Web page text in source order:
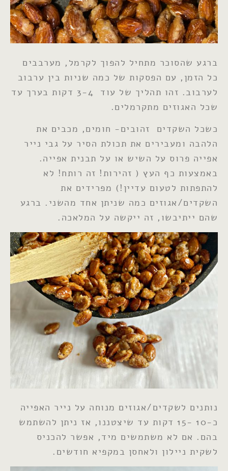
ברגע שהסוכר מתחיל להפוך לקרמל, מערבבים
כל הזמן, עם הפסקות של כמה שניות בין ערבוב
לערבוב. זהו תהליך של עוד 3-4 דקות בערך עד
שכל האגוזים מתקרמלים.
כשכל השקדים זהובים- חומים, מכבים את
הלהבה ומעבירים את תכולת הסיר על גבי נייר
אפייה פרוס על השיש או על תבנית אפייה.
באמצעות כף העץ ( זהירות! זה רותח! לא
להתפתות לטעום עדיין!) מפרידים את
השקדים/אגוזים כמה שניתן אחד מהשני. ברגע
שהם ייתיבשו, זה ייקשה על המלאכה.
נותנים לשקדים/אגוזים מנוחה על נייר האפייה
כ-10 -15 דקות עד שיצטננו, אז ניתן להשתמש
בהם. אם לא משתמשים מיד, אפשר להכניס
לשקית ניילון ולאחסן במקפיא חודשים.